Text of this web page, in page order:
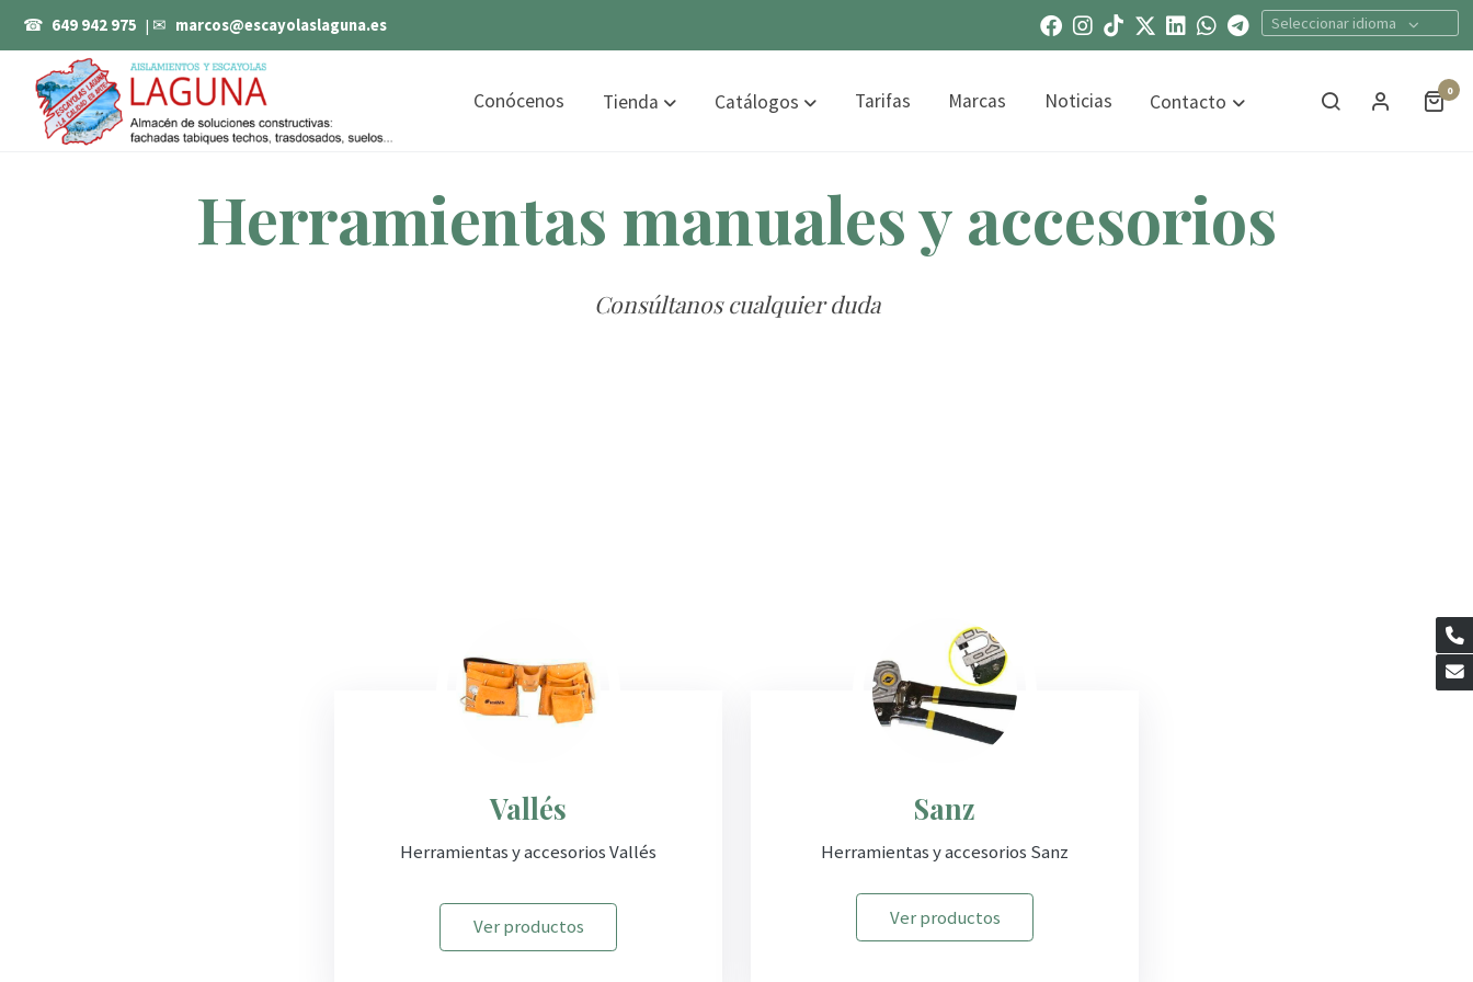
☎ 649 942 975 | ✉ marcos@escayolaslaguna.es Seleccionar idioma
Conócenos Tienda Catálogos Tarifas Marcas Noticias Contacto 0
Herramientas manuales y accesorios
Consúltanos cualquier duda
Vallés
Herramientas y accesorios Vallés
Ver productos
Sanz
Herramientas y accesorios Sanz
Ver productos